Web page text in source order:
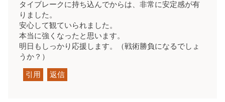
タイブレークに持ち込んでからは、非常に安定感が有
りました。
安心して観ていられました。
本当に強くなったと思います。
明日もしっかり応援します。（戦術勝負になるでしょ
うか？）
引用 返信